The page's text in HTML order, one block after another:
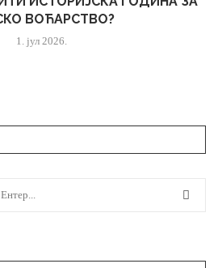
ВОЋАРСТВО?
1. јул 2026.